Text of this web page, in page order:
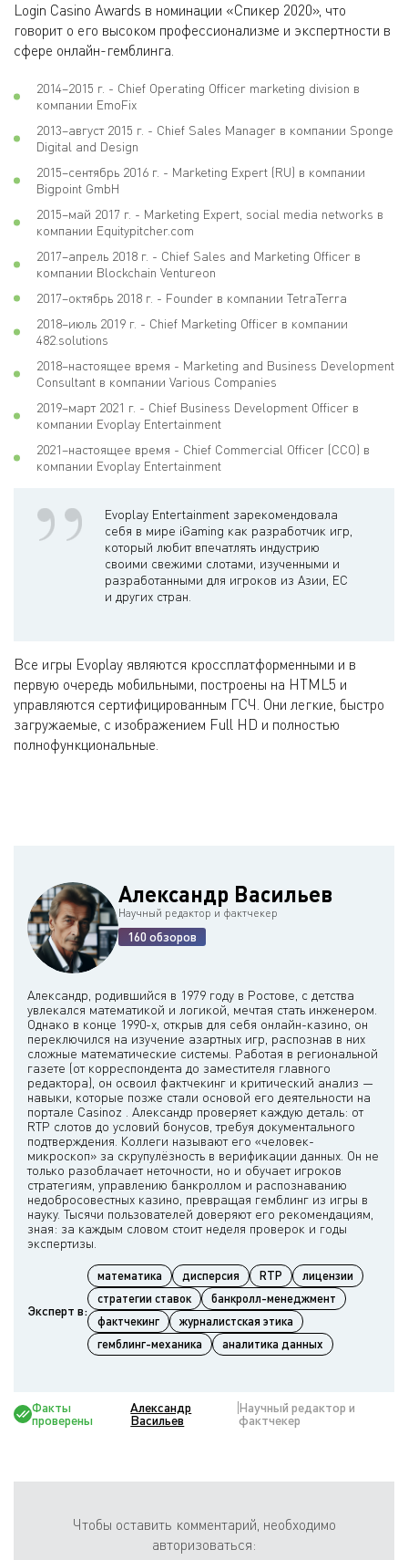
Login Casino Awards в номинации «Спикер 2020», что
говорит о его высоком профессионализме и экспертности в
сфере онлайн-гемблинга.
2014–2015 г. - Chief Operating Officer marketing division в
компании EmoFix
2013–август 2015 г. - Chief Sales Manager в компании Sponge
Digital and Design
2015–сентябрь 2016 г. - Marketing Expert (RU) в компании
Bigpoint GmbH
2015–май 2017 г. - Marketing Expert, social media networks в
компании Equitypitcher.com
2017–апрель 2018 г. - Chief Sales and Marketing Officer в
компании Blockchain Ventureon
2017–октябрь 2018 г. - Founder в компании TetraTerra
2018–июль 2019 г. - Chief Marketing Officer в компании
482.solutions
2018–настоящее время - Marketing and Business Development
Consultant в компании Various Companies
2019–март 2021 г. - Chief Business Development Officer в
компании Evoplay Entertainment
2021–настоящее время - Chief Commercial Officer (CCO) в
компании Evoplay Entertainment
Evoplay Entertainment зарекомендовала
себя в мире iGaming как разработчик игр,
который любит впечатлять индустрию
своими свежими слотами, изученными и
разработанными для игроков из Азии, ЕС
и других стран.
Все игры Evoplay являются кроссплатформенными и в
первую очередь мобильными, построены на HTML5 и
управляются сертифицированным ГСЧ. Они легкие, быстро
загружаемые, с изображением Full HD и полностью
полнофункциональные.
Александр Васильев
Научный редактор и фактчекер
160 обзоров
Александр, родившийся в 1979 году в Ростове, с детства
увлекался математикой и логикой, мечтая стать инженером.
Однако в конце 1990-х, открыв для себя онлайн-казино, он
переключился на изучение азартных игр, распознав в них
сложные математические системы. Работая в региональной
газете (от корреспондента до заместителя главного
редактора), он освоил фактчекинг и критический анализ —
навыки, которые позже стали основой его деятельности на
портале Casinoz . Александр проверяет каждую деталь: от
RTP слотов до условий бонусов, требуя документального
подтверждения. Коллеги называют его «человек-
микроскоп» за скрупулёзность в верификации данных. Он не
только разоблачает неточности, но и обучает игроков
стратегиям, управлению банкроллом и распознаванию
недобросовестных казино, превращая гемблинг из игры в
науку. Тысячи пользователей доверяют его рекомендациям,
зная: за каждым словом стоит неделя проверок и годы
Эксперт в:
математика дисперсия RTP
лицензии
стратегии ставок
банкролл-менеджмент
фактчекинг
журналистская этика
гемблинг-механика
аналитика данных
Факты
проверены
Александр
Васильев
Научный редактор и
фактчекер
Чтобы оставить комментарий, необходимо
авторизоваться: